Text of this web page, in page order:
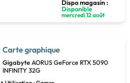
Dispo magasin :
Disponible
mercredi 12 août
Carte graphique
GigabyteAORUS GeForce RTX 5090
INFINITY 32G